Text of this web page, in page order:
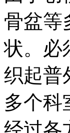
骨盆等
状。必
织起普
多个科